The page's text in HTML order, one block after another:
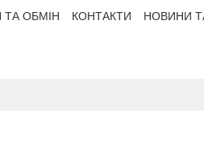
ОБМІН КОНТАКТИ
НОВИНИ